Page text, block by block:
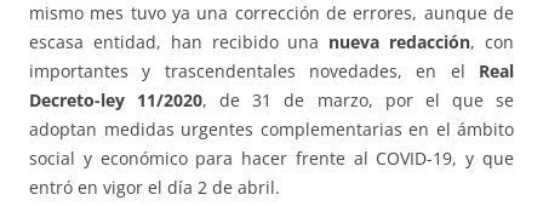
mismo mes tuvo ya una corrección de errores, aunque de
escasa entidad, han recibido una nueva redacción, con
importantes y trascendentales novedades, en el Real
Decreto-ley 11/2020, de 31 de marzo, por el que se
adoptan medidas urgentes complementarias en el ámbito
social y económico para hacer frente al COVID-19, y que
entró en vigor el día 2 de abril.